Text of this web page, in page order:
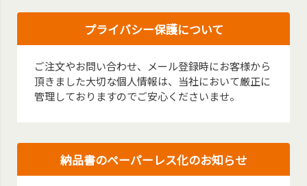
プライバシー保護について
ご注文やお問い合わせ、メール登録時にお客様から
頂きました大切な個人情報は、当社において厳正に
管理しておりますのでご安心くださいませ。
納品書のペーパーレス化のお知らせ